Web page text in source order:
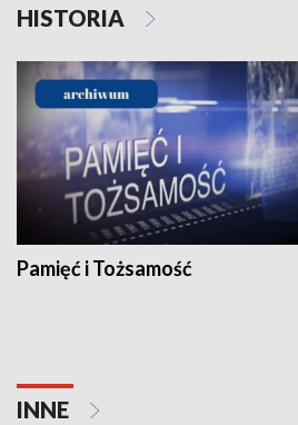
HISTORIA
Pamięć i Tożsamość
INNE